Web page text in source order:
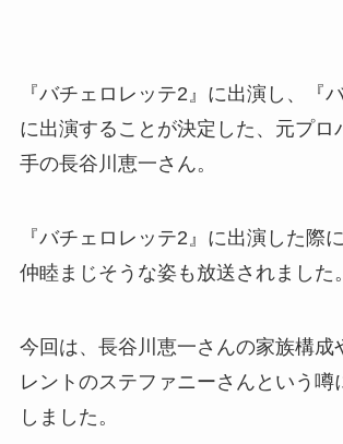
『バチェロレッテ2』に出演し、『
に出演することが決定した、元プロ
手の長谷川恵一さん。
『バチェロレッテ2』に出演した際
仲睦まじそうな姿も放送されました。
今回は、長谷川恵一さんの家族構成
レントのステファニーさんという噂
しました。